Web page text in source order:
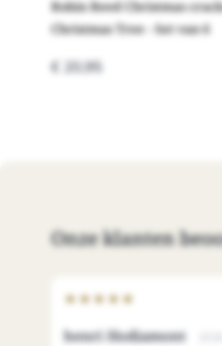
Robin Reed Christmas
Christmas Tree - Set van 6
€ 20,95
Onze klanten
★ ★ ★ ★ ★
henri Hodiamont